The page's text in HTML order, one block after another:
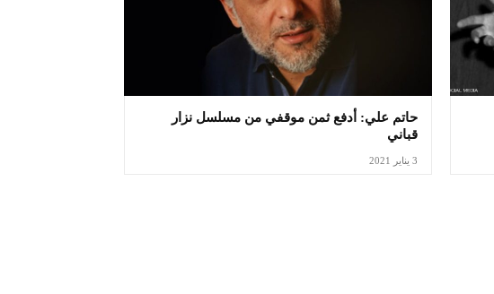
حاتم علي: أدفع ثمن موقفي من مسلسل نزار
قباني
3 يناير 2021